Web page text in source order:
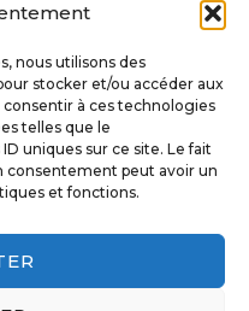
nous utilisons des
stocker et/ou accéder aux
consentir à ces technologies
telles que le
uniques sur ce site. Le fait
consentement peut avoir un
et fonctions.
»